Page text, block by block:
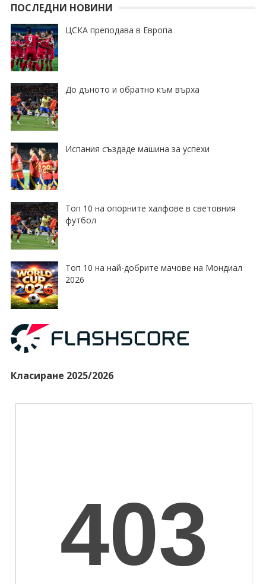
ПОСЛЕДНИ НОВИНИ
ЦСКА преподава в Европа
До дъното и обратно към върха
Испания създаде машина за успехи
Топ 10 на опорните халфове в световния
футбол
Топ 10 на най-добрите мачове на Мондиал
2026
Класиране 2025/2026